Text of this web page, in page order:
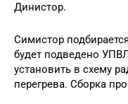
Динистор.
Симистор
будет подведено
установить в схему
перегрева. Сборка